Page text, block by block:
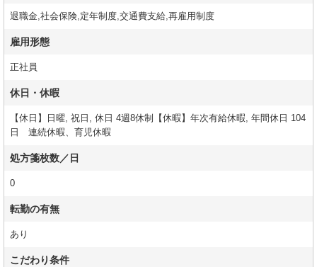
退職金,社会保険,定年制度,交通費支給,再雇用制度
雇用形態
正社員
休日・休暇
【休日】日曜, 祝日, 休日 4週8休制【休暇】年次有給休暇, 年間休日 104
日 連続休暇、育児休暇
処方箋枚数／日
0
転勤の有無
あり
こだわり条件